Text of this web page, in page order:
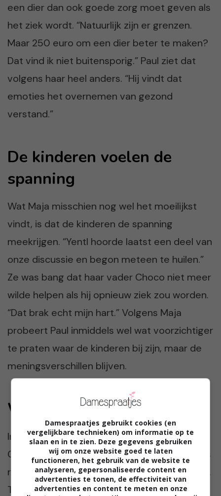
een dier dan ook goede zorg moet geven als
het ziek wordt. “Natuurlijk zijn er grenzen.
Maar 250 euro om een dier beter te maken?
Dat vind ik niet buitensporig.” Paul ziet dat
volgens haar heel anders. “Hij vindt dat
emoties het overnemen van gezond
verstand.”
De kinderen voelen de
spanning
Wat Maja misschien nog wel het moeilijkst
vindt, is dat de kinderen de spanning
meekrijgen. “Yentl hoorde laatst een deel van
onze discussie en begon meteen te huilen.”
Ze was bang dat haar vader Choco niet meer
wilde helpen als hij opnieuw ziek zou worden.
“Dat brak echt mijn hart.” Volgens Maja
probeert Paul inmiddels wel wat voorzichtiger
te praten waar de kinderen bij zijn, maar de
meningsverschillen blijven.
Wat is een dier waard?
Inmiddels gaat het gelukkig weer beter met
Choco. Hij eet weer goed en Yentl loopt trots
rond met haar herstelde konijn in haar armen.
Toch blijft de discussie tussen Maja en Paul
Damespraatjes gebruikt cookies (en
vergelijkbare technieken) om informatie op te
slaan en in te zien. Deze gegevens gebruiken
wij om onze website goed te laten
functioneren, het gebruik van de website te
analyseren, gepersonaliseerde content en
advertenties te tonen, de effectiviteit van
advertenties en content te meten en onze